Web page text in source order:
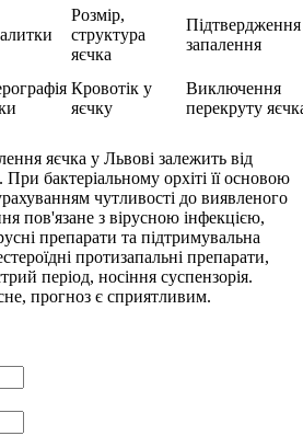
Розмір,
структура
яєчка
Підтвердження
запалення
Кровотік у
яєчку
Виключення
перекруту
яєчка у Львові залежить від
бактеріальному орхіті її основою
чутливості до виявленого
пов'язане з вірусною інфекцією,
препарати та підтримувальна
протизапальні препарати,
період, носіння суспензорія.
прогноз є сприятливим.